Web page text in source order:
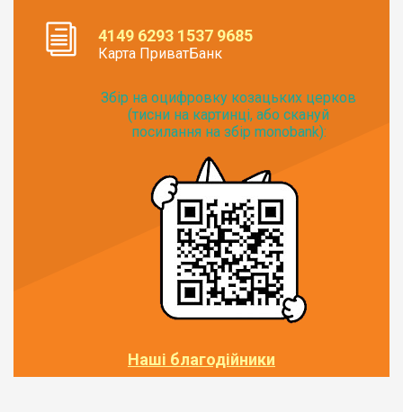
4149 6293 1537 9685
Карта ПриватБанк
Збір на оцифровку козацьких церков
(тисни на картинці, або скануй
посилання на збір monobank):
Наші благодійники